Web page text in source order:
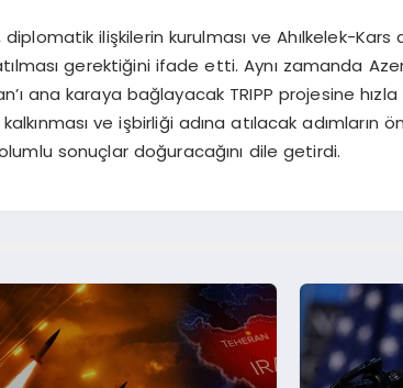
diplomatik ilişkilerin kurulması ve Ahılkelek-
gerektiğini ifade etti. Aynı zamanda
ana karaya bağlayacak TRIPP projesine
ve işbirliği adına atılacak adımların
sonuçlar doğuracağını dile getirdi.